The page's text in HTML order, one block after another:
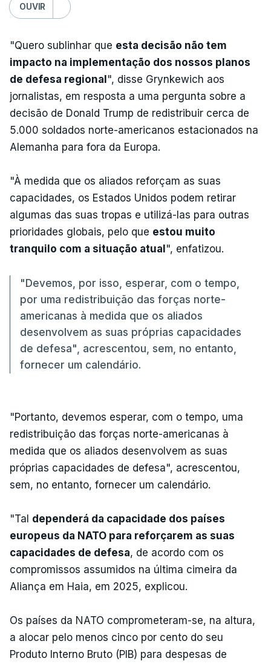
OUVIR
"Quero sublinhar que esta decisão não tem
impacto na implementação dos nossos planos
de defesa regional", disse Grynkewich aos
jornalistas, em resposta a uma pergunta sobre a
decisão de Donald Trump de redistribuir cerca de
5.000 soldados norte-americanos estacionados na
Alemanha para fora da Europa.
"À medida que os aliados reforçam as suas
capacidades, os Estados Unidos podem retirar
algumas das suas tropas e utilizá-las para outras
prioridades globais, pelo que estou muito
tranquilo com a situação atual", enfatizou.
"Devemos, por isso, esperar, com o tempo,
por uma redistribuição das forças norte-
americanas à medida que os aliados
desenvolvem as suas próprias capacidades
de defesa", acrescentou, sem, no entanto,
fornecer um calendário.
"Portanto, devemos esperar, com o tempo, uma
redistribuição das forças norte-americanas à
medida que os aliados desenvolvem as suas
próprias capacidades de defesa", acrescentou,
sem, no entanto, fornecer um calendário.
"Tal dependerá da capacidade dos países
europeus da NATO para reforçarem as suas
capacidades de defesa, de acordo com os
compromissos assumidos na última cimeira da
Aliança em Haia, em 2025, explicou.
Os países da NATO comprometeram-se, na altura,
a alocar pelo menos cinco por cento do seu
Produto Interno Bruto (PIB) para despesas de